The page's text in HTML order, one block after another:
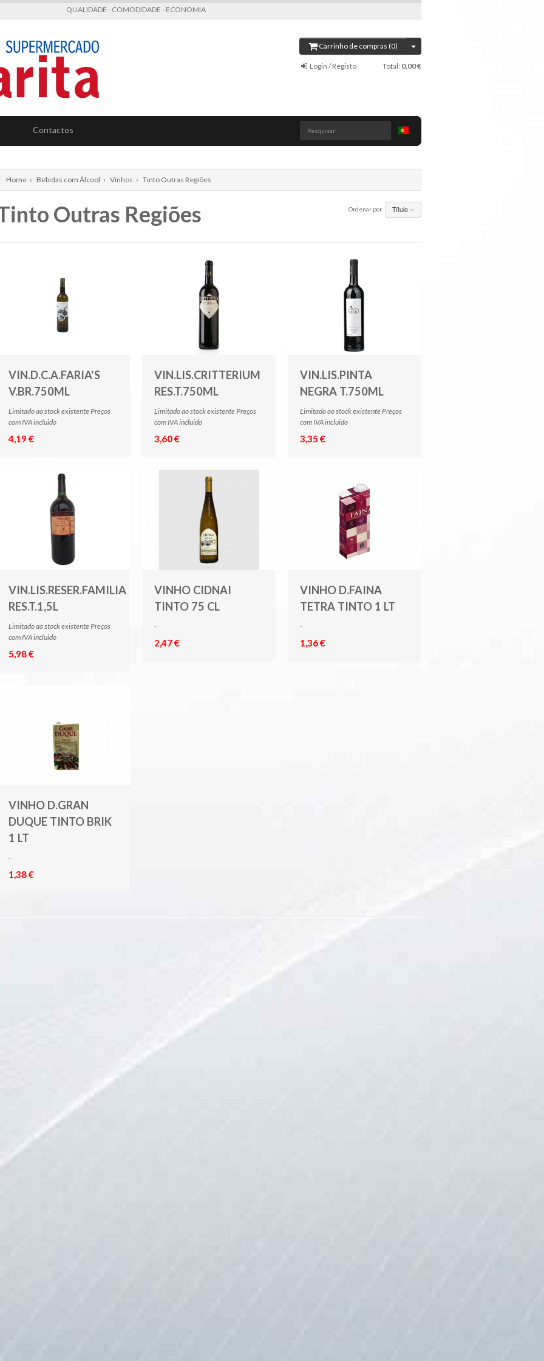
QUALIDADE - COMODIDADE - ECONOMIA
Carrinho de compras (0)
Login / Registo Total: 0,00 €
Contactos Pesquisar
Home › Bebidas com Álcool › Vinhos › Tinto Outras Regiões
Outras Regiões Ordenar por Título
VIN.D.C.A.FARIA'S
V.BR.750ML
Limitado ao stock existente Preços
com IVA incluido
4,19 €
VIN.LIS.CRITTERIUM
RES.T.750ML
Limitado ao stock existente Preços
com IVA incluido
3,60 €
VIN.LIS.PINTA
NEGRA T.750ML
Limitado ao stock existente Preços
com IVA incluido
3,35 €
VIN.LIS.RESER.FAMILIA
RES.T.1,5L
Limitado ao stock existente Preços
com IVA incluido
5,98 €
VINHO CIDNAI
TINTO 75 CL
-
2,47 €
VINHO D.FAINA
TETRA TINTO 1 LT
-
1,36 €
VINHO D.GRAN
DUQUE TINTO BRIK
1 LT
-
1,38 €